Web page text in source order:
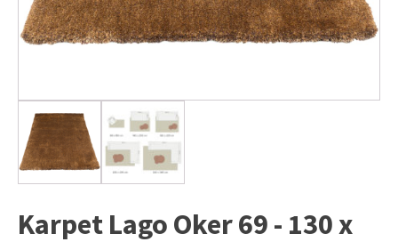
Karpet Lago Oker 69 - 130 x